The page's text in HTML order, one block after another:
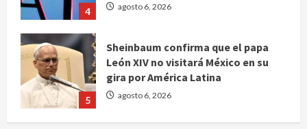
4 agosto 6, 2026
5
Sheinbaum confirma que el papa
León XIV no visitará México en su
gira por América Latina
agosto 6, 2026